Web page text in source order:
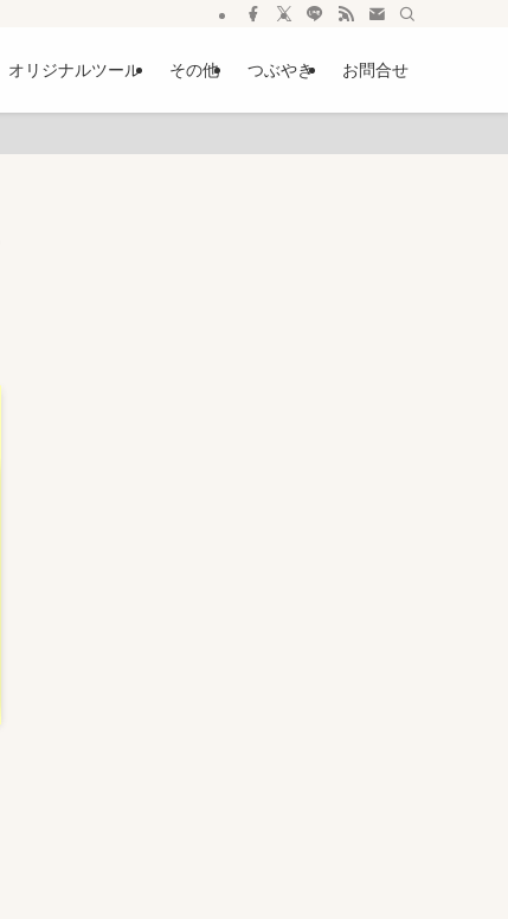
オリジナルツール その他 つぶやき お問合せ